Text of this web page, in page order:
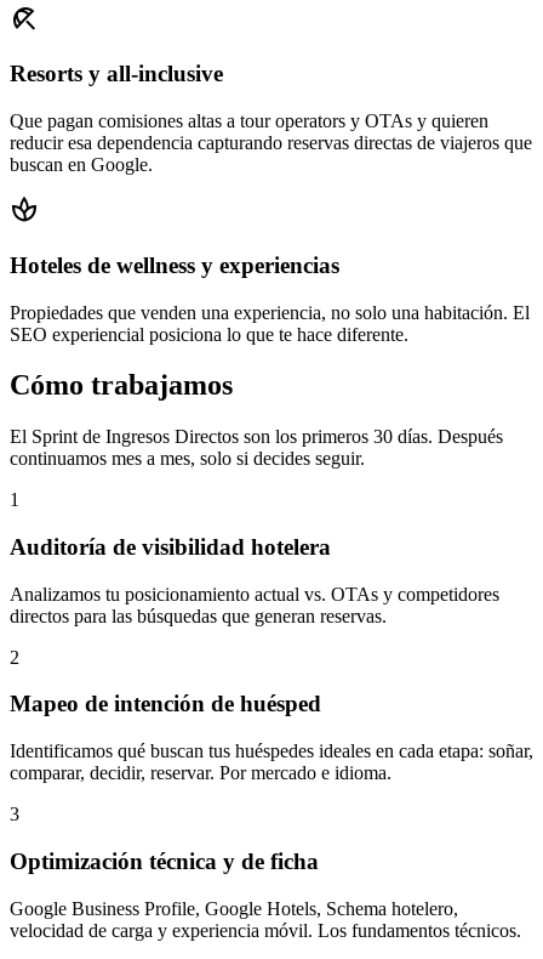
beach_access
Resorts y all-inclusive
Que pagan comisiones altas a tour operators y OTAs y quieren
reducir esa dependencia capturando reservas directas de viajeros que
buscan en Google.
spa
Hoteles de wellness y experiencias
Propiedades que venden una experiencia, no solo una habitación. El
SEO experiencial posiciona lo que te hace diferente.
Cómo trabajamos
El Sprint de Ingresos Directos son los primeros 30 días. Después
continuamos mes a mes, solo si decides seguir.
1
Auditoría de visibilidad hotelera
Analizamos tu posicionamiento actual vs. OTAs y competidores
directos para las búsquedas que generan reservas.
2
Mapeo de intención de huésped
Identificamos qué buscan tus huéspedes ideales en cada etapa: soñar,
comparar, decidir, reservar. Por mercado e idioma.
3
Optimización técnica y de ficha
Google Business Profile, Google Hotels, Schema hotelero,
velocidad de carga y experiencia móvil. Los fundamentos técnicos.